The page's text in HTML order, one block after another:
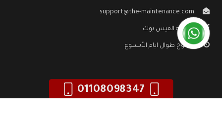
support@the-maintenance.com
صفحة الفيس بوك
مفتوح طوال ايام الأسبوع
01108098347